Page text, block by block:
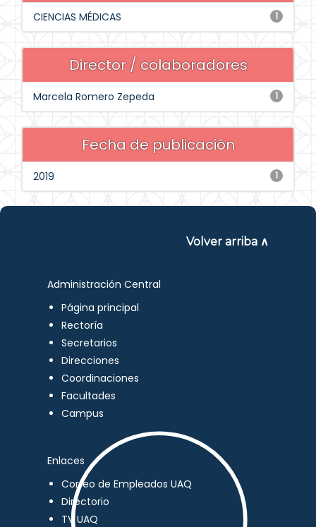
1
CIENCIAS MÉDICAS
Director / colaboradores
1
Marcela Romero Zepeda
Fecha de publicación
1
2019
Volver arriba ∧
Administración Central
Página principal
Rectoría
Secretarios
Direcciones
Coordinaciones
Facultades
Campus
Enlaces
Correo de Empleados UAQ
Directorio
TV UAQ